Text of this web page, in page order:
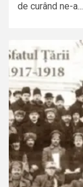
de curând ne-a...